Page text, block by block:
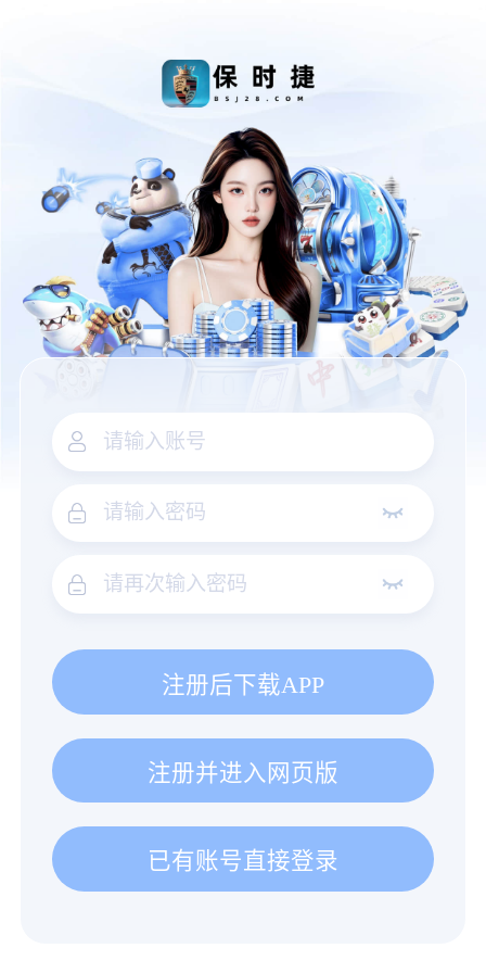
注册后下载APP
注册并进入网页版
已有账号直接登录